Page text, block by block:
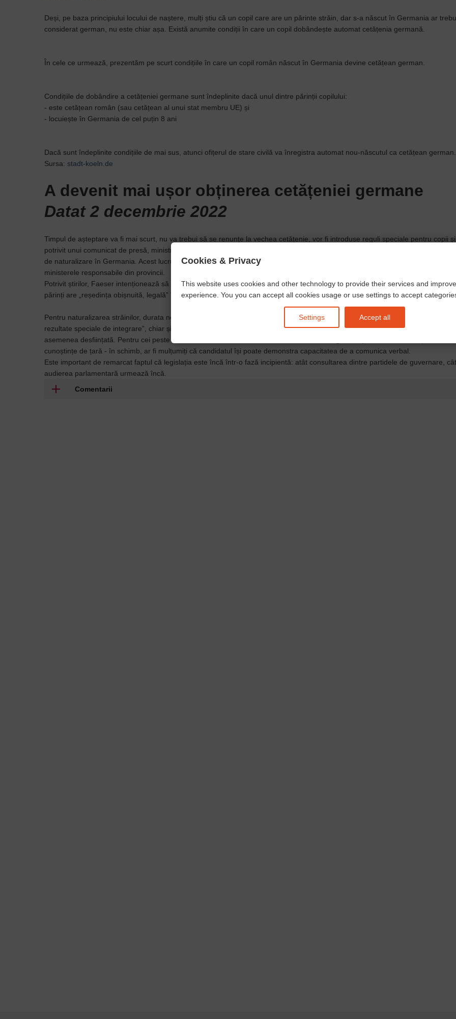
Deși, pe baza principiului locului de naștere, mulți știu că un copil care are un părinte străin, dar s-a născut în Germania ar
considerat german, nu este chiar așa. Există anumite condiții în care un copil dobândește automat cetățenia germană.
În cele ce urmează, prezentăm pe scurt condițiile în care un copil român născut în Germania devine cetățean german.
Condițiile de dobândire a cetățeniei germane sunt îndeplinite dacă unul dintre părinții copilului:
- este cetățean român (sau cetățean al unui stat membru UE) și
- locuiește în Germania de cel puțin 8 ani
Dacă sunt îndeplinite condițiile de mai sus, atunci ofițerul de stare civilă va înregistra automat nou-născutul ca cetățean german.
Sursa: stadt-koeln.de
A devenit mai ușor obținerea cetățeniei germane
Datat 2 decembrie 2022
Timpul de așteptare va fi mai scurt, nu va trebui să se renunțe la vechea cetățenie, vor fi introduse reguli speciale pentru copii
potrivit unui comunicat de presă, ministrul de Interne Faeser vrea să ușureze naturalizarea în Germania - vrea să simplificarea
de naturalizare în Germania. Acest lucru este relatat de ziarul „Bild” și pe baza informațiilor din teleconferința Ministerului de
ministerele responsabile din provincii.
Potrivit știrilor, Faeser intenționează să acorde automat cetățenia germană copiilor cu părinți străini născuți în Germania, dacă
părinți are „reședința obișnuită, legală” în Germania timp de cinci ani.
Pentru naturalizarea străinilor, durata necesară de ședere în Germania poate fi redusă de la actualii opt la doar cinci ani. „În
rezultate speciale de integrare”, chiar și trei ani pot fi suficienți. Obligația de a renunța la cetățenia anterioară la naturalizare va fi
asemenea desființată. Pentru cei peste 67 de ani, vor să anuleze certificatele de testare lingvistică prescrise anterior și testul de
cunoștințe de țară - în schimb, ar fi mulțumiți că candidatul își poate demonstra capacitatea de a comunica verbal.
Este important de remarcat faptul că legislația este încă într-o fază incipientă: atât consultarea dintre partidele de guvernare,
audierea parlamentară urmează încă.
Comentarii
Cookies & Privacy
This website uses cookies and other technology to provide their services and
experience. You you can accept all cookies usage or use settings to accept
Settings Accept all